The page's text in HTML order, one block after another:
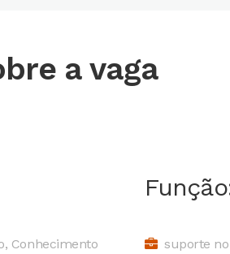
a vaga
Conhecimento
suporte